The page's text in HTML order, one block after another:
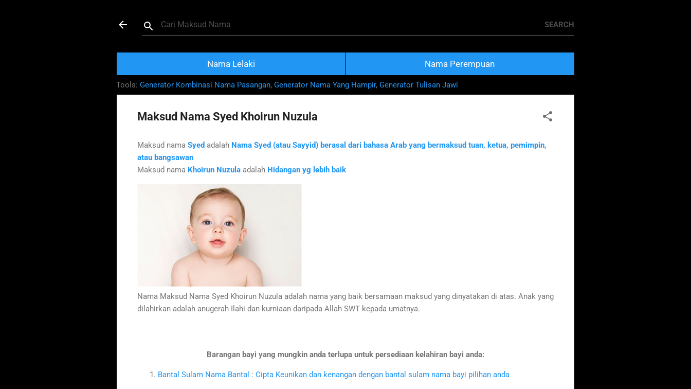
Maksud dan Makna Nama Rujukan Terkini
Nama Lelaki Nama Perempuan
Tools: Generator Kombinasi Nama Pasangan, Generator Nama Yang Hampir, Generator Tulisan Jawi
Maksud Nama Syed Khoirun Nuzula
Maksud nama Syed adalah Nama Syed (atau Sayyid) berasal dari bahasa Arab yang bermaksud tuan, ketua, pemimpin,
atau bangsawan
Maksud nama Khoirun Nuzula adalah Hidangan yg lebih baik
Nama Maksud Nama Syed Khoirun Nuzula adalah nama yang baik bersamaan maksud yang dinyatakan di atas. Anak yang
dilahirkan adalah anugerah Ilahi dan kurniaan daripada Allah SWT kepada umatnya.
Barangan bayi yang mungkin anda terlupa untuk persediaan kelahiran bayi anda:
Bantal Sulam Nama Bantal : Cipta Keunikan dan kenangan dengan bantal sulam nama bayi pilihan anda